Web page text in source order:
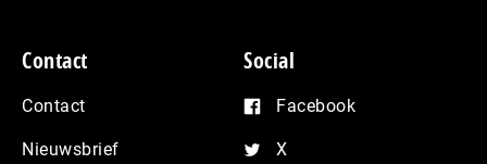
Contact
Contact
Nieuwsbrief
Social
Facebook
X